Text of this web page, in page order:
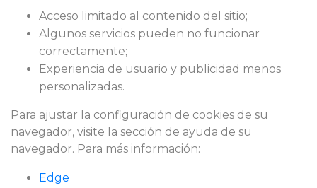
Acceso limitado al contenido del sitio;
Algunos servicios pueden no funcionar
correctamente;
Experiencia de usuario y publicidad menos
personalizadas.
Para ajustar la configuración de cookies de su
navegador, visite la sección de ayuda de su
navegador. Para más información:
Edge